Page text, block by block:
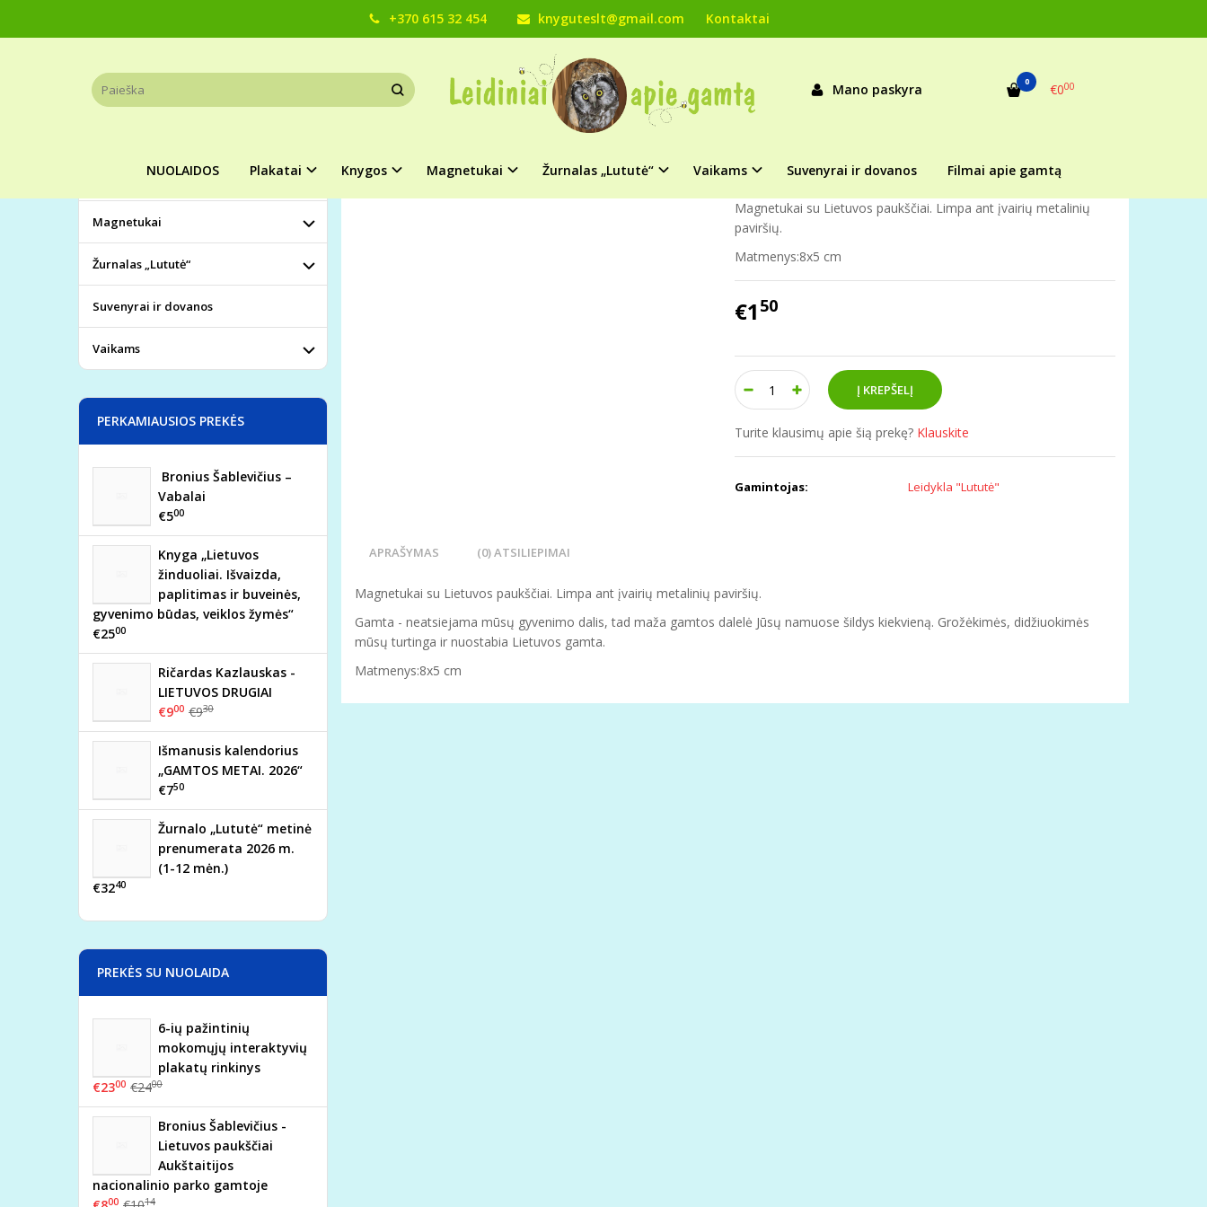
+370 615 32 454 knyguteslt@gmail.com Kontaktai
Mano paskyra 0 €000
NUOLAIDOS Plakatai Knygos Magnetukai Žurnalas „Lututė“ Vaikams Suvenyrai ir dovanos Filmai apie gamtą
Pagrindinis Magnetukai Lietuvos paukščiai Linksmi, šmaikštūs magnetukai su užrašais Magnetukas „Lietuvos paukščiai (Kukutis)“
MAGNETUKAS „LIETUVOS PAUKŠČIAI (KUKUTIS)“
Magnetukai su Lietuvos paukščiai. Limpa ant įvairių metalinių
paviršių.
Matmenys:8x5 cm
€1 50
Turite klausimų apie šią prekę? Klauskite
Gamintojas: Leidykla "Lututė"
APRAŠYMAS (0) ATSILIEPIMAI
Magnetukai su Lietuvos paukščiai. Limpa ant įvairių metalinių paviršių.
Gamta - neatsiejama mūsų gyvenimo dalis, tad maža gamtos dalelė Jūsų namuose šildys kiekvieną. Grožėkimės, didžiuokimės
mūsų turtinga ir nuostabia Lietuvos gamta.
Matmenys:8x5 cm
NUOLAIDOS
Magnetukai
Žurnalas „Lututė“
Suvenyrai ir dovanos
Vaikams
PERKAMIAUSIOS PREKĖS
Bronius Šablevičius –
Vabalai
€500
Knyga „Lietuvos
žinduoliai. Išvaizda,
paplitimas ir buveinės,
gyvenimo būdas, veiklos žymės“
€2500
Ričardas Kazlauskas -
LIETUVOS DRUGIAI
€900 €930
Išmanusis kalendorius
„GAMTOS METAI. 2026“
€750
Žurnalo „Lututė“ metinė
prenumerata 2026 m.
(1-12 mėn.)
€3240
PREKĖS SU NUOLAIDA
6-ių pažintinių
mokomųjų interaktyvių
plakatų rinkinys
€2300 €2400
Bronius Šablevičius -
Lietuvos paukščiai
Aukštaitijos
nacionalinio parko gamtoje
00 14